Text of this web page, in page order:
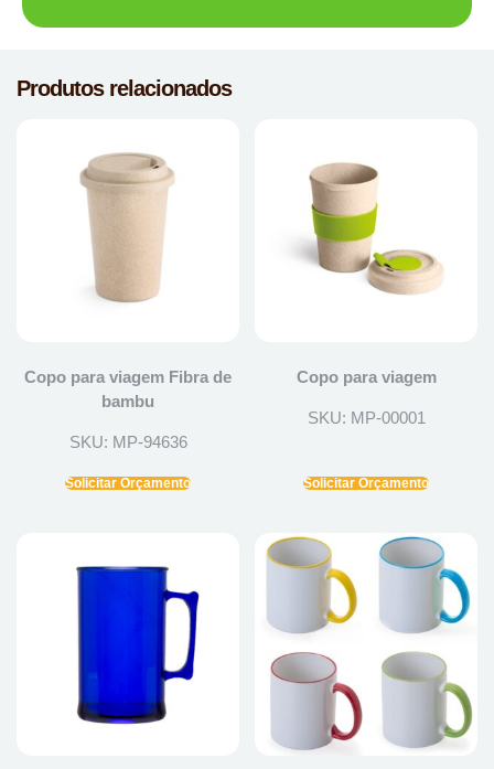
Produtos relacionados
Copo para viagem Fibra de
bambu
SKU: MP-94636
Solicitar Orçamento
Copo para viagem
SKU: MP-00001
Solicitar Orçamento